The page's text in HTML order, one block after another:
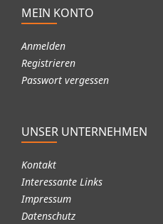
MEIN KONTO
Anmelden
Registrieren
Passwort vergessen
UNSER UNTERNEHMEN
Kontakt
Interessante Links
Impressum
Datenschutz